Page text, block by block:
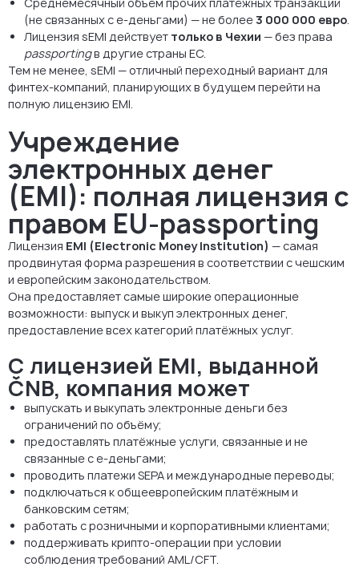
(не связанных с e-деньгами) — не более3 000 000 евро
Лицензия sEMI действует только в Чехии — без права
passportingв другие страны ЕС.
Тем не менее, sEMI — отличный переходный вариант для
финтех-компаний, планирующих в будущем перейти на
полную лицензию EMI.
Учреждение
электронных денег
(EMI): полная лицензия с
правом EU-passporting
Лицензия EMI (Electronic Money Institution) — самая
продвинутая форма разрешения в соответствии с чешским
и европейским законодательством.
Она предоставляет самые широкие операционные
возможности: выпуск и выкуп электронных денег,
предоставление всех категорий платёжных услуг.
С лицензией EMI, выданной
ČNB, компания может
выпускать и выкупать электронные деньги без
ограничений по объёму;
предоставлять платёжные услуги, связанные и не
связанные с e-деньгами;
проводить платежи SEPA и международные переводы;
подключаться к общеевропейским платёжным и
банковским сетям;
работать с розничными и корпоративными клиентами;
поддерживать крипто-операции при условии
соблюдения требований AML/CFT.